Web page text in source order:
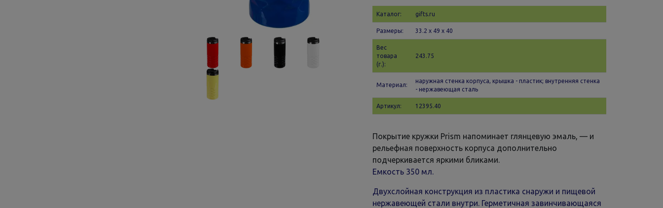
Каталог: gifts.ru
Размеры: 33.2 х 49 x 40
Вес
товара
(г.):
243.75
Материал:
наружная стенка корпуса, крышка - пластик; внутренняя стенка
- нержавеющая сталь
Артикул: 12395.40
Покрытие кружки Prism напоминает глянцевую эмаль, — и
рельефная поверхность корпуса дополнительно
подчеркивается яркими бликами.
Емкость 350 мл.
Двухслойная конструкция из пластика снаружи и пищевой
нержавеющей стали внутри. Герметичная завинчивающаяся